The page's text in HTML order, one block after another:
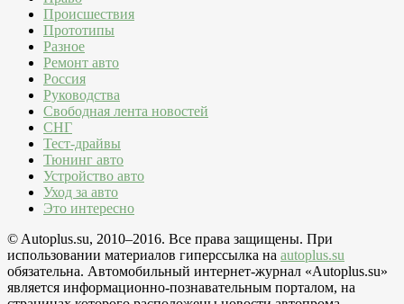
Происшествия
Прототипы
Разное
Ремонт авто
Россия
Руководства
Свободная лента новостей
СНГ
Тест-драйвы
Тюнинг авто
Устройство авто
Уход за авто
Это интересно
© Autoplus.su, 2010–2016. Все права защищены. При
использовании материалов гиперссылка на autoplus.su
обязательна. Автомобильный интернет-журнал «Autoplus.su»
является информационно-познавательным порталом, на